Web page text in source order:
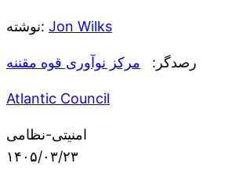
نوشته: Jon Wilks
رصدگر: مرکز نوآوری قوه مقننه
Atlantic Council
امنیتی-نظامی
۱۴۰۵/۰۳/۲۳